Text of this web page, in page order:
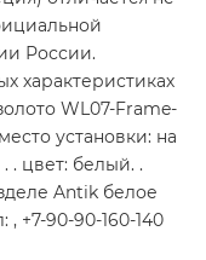
России.
характеристиках
WL07-Frame-
установки: на
. цвет: белый. .
Antik белое
, +7-90-90-160-140